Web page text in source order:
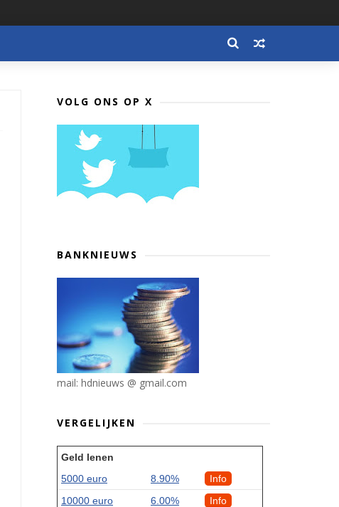
VOLG ONS OP X
BANKNIEUWS
mail: hdnieuws @ gmail.com
VERGELIJKEN
Geld lenen
5000 euro
8.90%
Info
10000 euro
6.00%
Info